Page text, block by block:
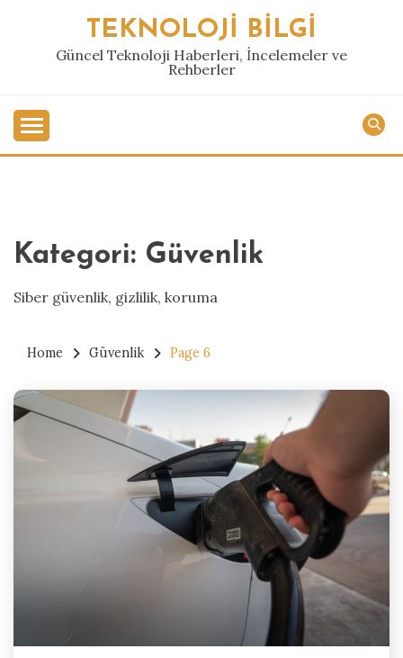
TEKNOLOJI BILGI
Güncel Teknoloji Haberleri, İncelemeler ve
Rehberler
Kategori: Güvenlik
Siber güvenlik, gizlilik, koruma
Home Güvenlik Page 6